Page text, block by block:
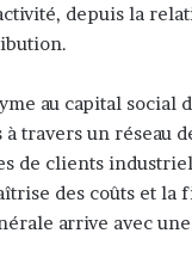
depuis la
au capital social
travers un réseau
de clients
des coûts et la
arrive avec